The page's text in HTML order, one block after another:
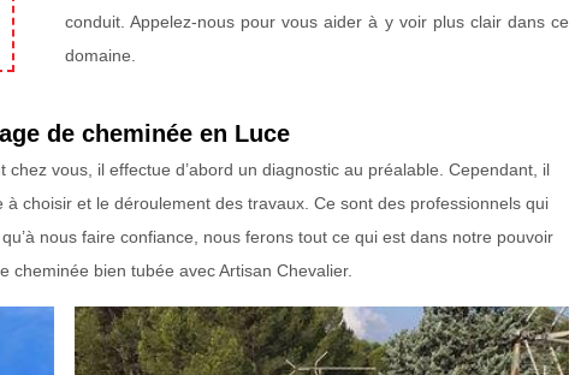
conduit. Appelez-nous pour vous aider à y voir plus clair dans ce
domaine.
de cheminée en Luce
vous, il effectue d’abord un diagnostic au préalable. Cependant, il
choisir et le déroulement des travaux. Ce sont des professionnels qui
nous faire confiance, nous ferons tout ce qui est dans notre pouvoir
cheminée bien tubée avec Artisan Chevalier.